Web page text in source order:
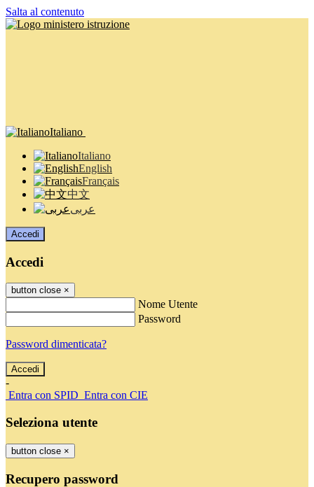
Salta al contenuto
Italiano
Italiano
English
Français
中文
عربى
Accedi
Accedi
button close ×
Nome Utente
Password
Password dimenticata?
-
Entra con SPID Entra con CIE
Seleziona utente
button close ×
Recupero password